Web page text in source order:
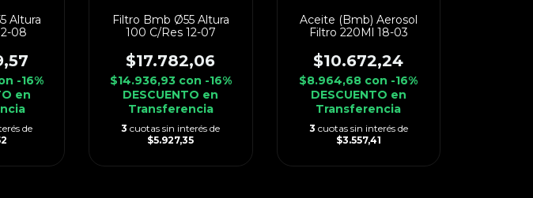
Altura
08
-16%
en
de
Filtro Bmb Ø55 Altura
100 C/Res 12-07
$17.782,06
$14.936,93 con -16%
DESCUENTO en
Transferencia
3 cuotas sin interés de
$5.927,35
Aceite (Bmb) Aerosol
Filtro 220Ml 18-03
$10.672,24
$8.964,68 con -16%
DESCUENTO en
Transferencia
3 cuotas sin interés de
$3.557,41